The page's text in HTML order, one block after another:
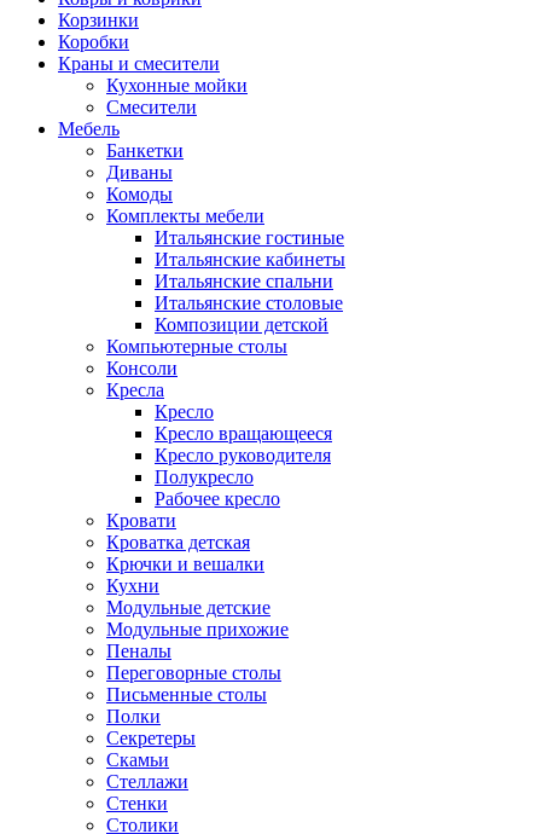
Корзинки
Коробки
Краны и смесители
Кухонные мойки
Смесители
Мебель
Банкетки
Диваны
Комоды
Комплекты мебели
Итальянские гостиные
Итальянские кабинеты
Итальянские спальни
Итальянские столовые
Композиции детской
Компьютерные столы
Консоли
Кресла
Кресло
Кресло вращающееся
Кресло руководителя
Полукресло
Рабочее кресло
Кровати
Кроватка детская
Крючки и вешалки
Кухни
Модульные детские
Модульные прихожие
Пеналы
Переговорные столы
Письменные столы
Полки
Секретеры
Скамьи
Стеллажи
Стенки
Столики